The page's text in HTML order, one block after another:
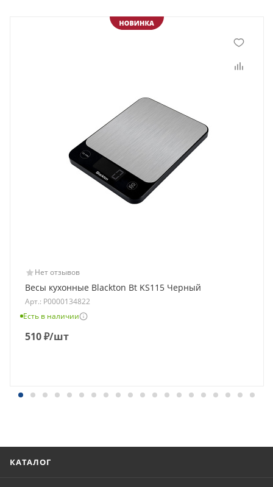
Нет отзывов
Весы кухонные Blackton Bt KS115 Черный
Арт.: Р0000134822
Есть в наличии
510₽/шт
КАТАЛОГ